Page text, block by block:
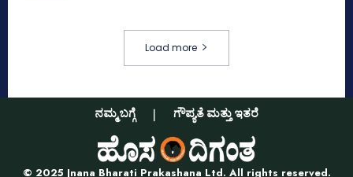
Load more
ನಮ್ಮ ಬಗ್ಗೆ ಗೌಪ್ಯತೆ ಮತ್ತು ಇತರೆ
© 2025 Jnana Bharati Prakashana Ltd. All rights reserved.